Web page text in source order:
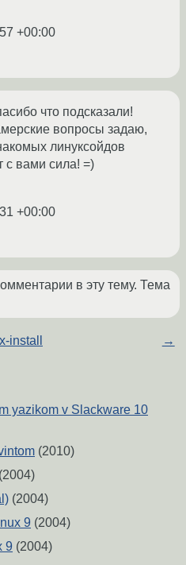
+00:00
что подсказали!
вопросы задаю,
линуксойдов
с вами сила! =)
+00:00
в эту тему. Тема
install →
yazikom v Slackware 10
(2010)
(2004)
(2004)
9 (2004)
9 (2004)